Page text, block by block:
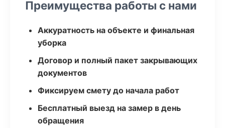
Преимущества работы с нами
Аккуратность на объекте и финальная
уборка
Договор и полный пакет закрывающих
документов
Фиксируем смету до начала работ
Бесплатный выезд на замер в день
обращения